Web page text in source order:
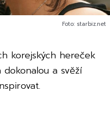
Foto: starbiz.net
korejských hereček
a svěží